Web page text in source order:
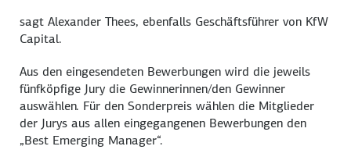
sagt Alexander Thees, ebenfalls Geschäftsführer von KfW
Capital.
Aus den eingesendeten Bewerbungen wird die jeweils
fünfköpfige Jury die Gewinnerinnen/den Gewinner
auswählen. Für den Sonderpreis wählen die Mitglieder
der Jurys aus allen eingegangenen Bewerbungen den
„Best Emerging Manager“.